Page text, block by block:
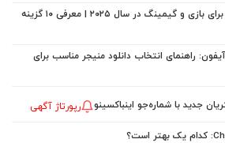
مناسب‌ترین کارت گرافیک برای بازی و گیمینگ در سال ۲۰۲۵ | معرفی ۱۰ گزینه
راهنمای انتخاب دانلود منیجر مناسب برای
جدید با شماره‌جو اینباکسینو رپورتاژ آگهی